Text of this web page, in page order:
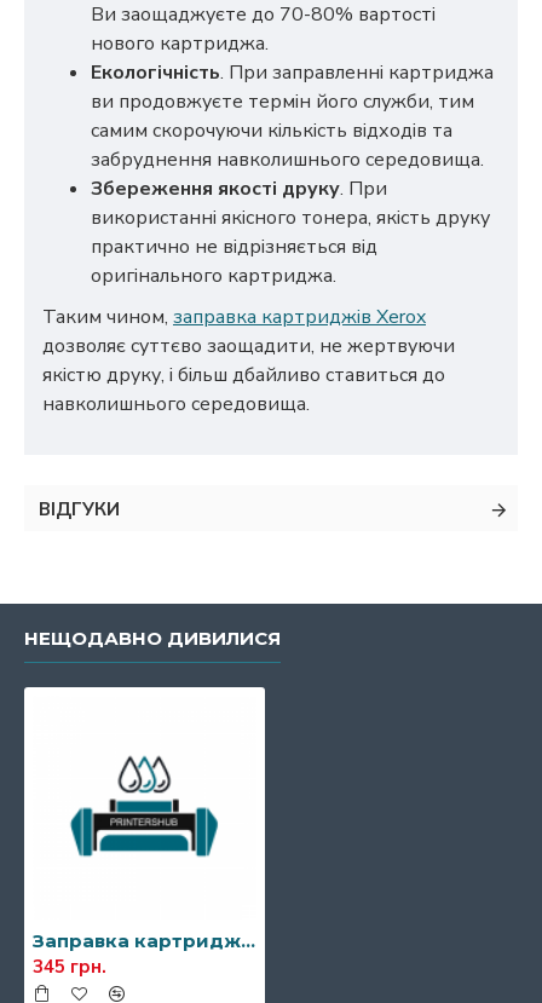
Ви заощаджуєте до 70-80% вартості
нового картриджа.
Екологічність. При заправленні картриджа
ви продовжуєте термін його служби, тим
самим скорочуючи кількість відходів та
забруднення навколишнього середовища.
Збереження якості друку. При
використанні якісного тонера, якість друку
практично не відрізняється від
оригінального картриджа.
Таким чином, заправка картриджів Xerox
дозволяє суттєво заощадити, не жертвуючи
якістю друку, і більш дбайливо ставиться до
навколишнього середовища.
ВІДГУКИ
НЕЩОДАВНО ДИВИЛИСЯ
Заправка картриджа Xerox 109R00746/109R00747
345 грн.